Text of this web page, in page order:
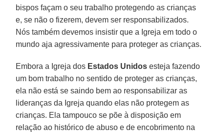
bispos façam o seu trabalho protegendo as crianças
e, se não o fizerem, devem ser responsabilizados.
Nós também devemos insistir que a Igreja em todo o
mundo aja agressivamente para proteger as crianças.
Embora a Igreja dos Estados Unidos esteja fazendo
um bom trabalho no sentido de proteger as crianças,
ela não está se saindo bem ao responsabilizar as
lideranças da Igreja quando elas não protegem as
crianças. Ela tampouco se põe à disposição em
relação ao histórico de abuso e de encobrimento na